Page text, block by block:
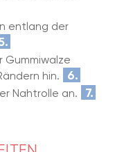
entlang der
Gummiwalze
hin.
6.
Nahtrolle an. 7.